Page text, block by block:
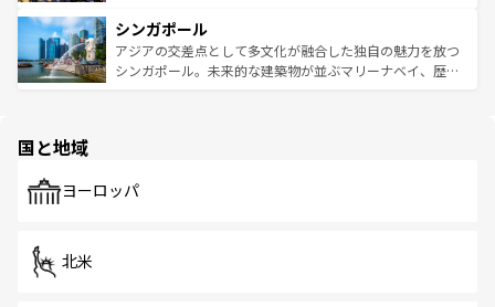
参照してほしい。
激する。気候は一年中温暖で、どの季節にも異なる楽しみ
が待っている。親しみやすいタイの人々、仏教を中心とし
た文化、そして多様な観光資源が、訪れる旅人を魅了し続
み、どこを訪れても感動するはず。観光スポットが密集し
ており、効率よく見どころを回れるのも魅力。息をのむよ
うな絶景から文化的な体験まで、香港を存分に楽しみ尽く
シンガポール
アジアの交差点として多文化が融合した独自の魅力を放つ
シンガポール。未来的な建築物が並ぶマリーナベイ、歴史
で、ホーカーズは地元の風情を楽しめる外せないスポット
国と地域
ヨーロッパ
北米